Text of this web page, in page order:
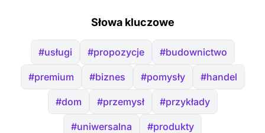
Słowa kluczowe
#usługi #propozycje #budownictwo
#premium #biznes #pomysły #handel
#dom #przemysł #przykłady
#uniwersalna #produkty